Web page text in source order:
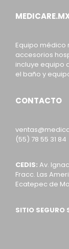
Equipo médico
accesorios
incluye equipo
el baño y
CONTACTO
(55) 78 55 31 84
CEDIS: Av.
Fracc. Las
Ecatepec de
SITIO SEGURO